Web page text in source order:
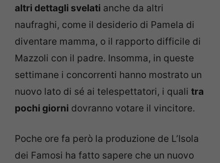
altri dettagli svelati anche da altri
naufraghi, come il desiderio di Pamela di
diventare mamma, o il rapporto difficile di
Mazzoli con il padre. Insomma, in queste
settimane i concorrenti hanno mostrato un
nuovo lato di sé ai telespettatori, i quali tra
pochi giorni dovranno votare il vincitore.
Poche ore fa però la produzione de L’Isola
dei Famosi ha fatto sapere che un nuovo